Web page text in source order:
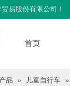
易股份有限公司！
首页
产品 » 儿童自行车 »